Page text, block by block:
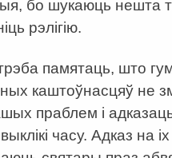
бо шукаюць нешта
рэлігію.
памятаць, што
каштоўнасцяў не
праблем і
часу. Адказ на